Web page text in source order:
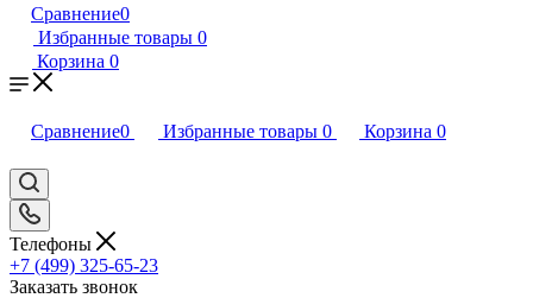
Сравнение0
Избранные товары 0
Корзина 0
Сравнение0 Избранные товары 0 Корзина 0
Телефоны
+7 (499) 325-65-23
Заказать звонок